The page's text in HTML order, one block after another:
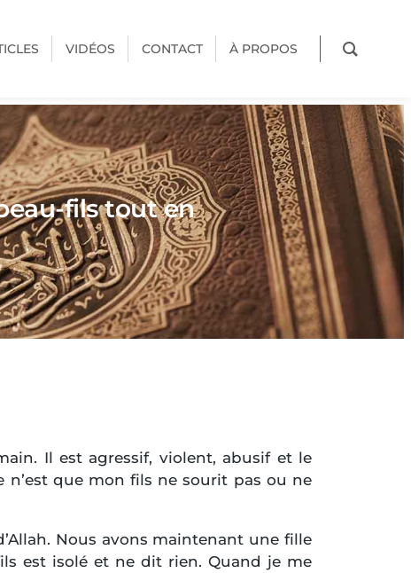
VIDÉOS CONTACT À PROPOS
fils tout en
Il est agressif, violent, abusif et le
n’est que mon fils ne sourit pas ou ne
Nous avons maintenant une fille
est isolé et ne dit rien. Quand je me